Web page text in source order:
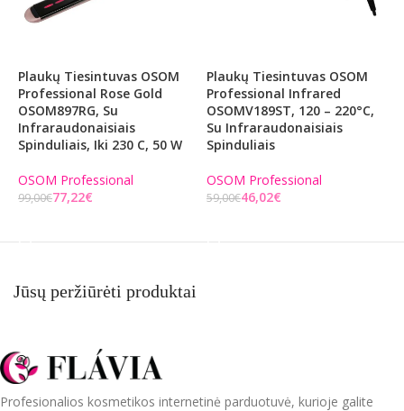
Plaukų Tiesintuvas OSOM
Professional Rose Gold
OSOM897RG, Su
Infraraudonaisiais
Spinduliais, Iki 230 C, 50 W
OSOM Professional
99,00€77,22€
Plaukų Tiesintuvas OSOM
Professional Infrared
OSOMV189ST, 120 – 220°C,
Su Infraraudonaisiais
Spinduliais
OSOM Professional
59,00€46,02€
Jūsų peržiūrėti produktai
Profesionalios kosmetikos internetinė parduotuvė, kurioje galite